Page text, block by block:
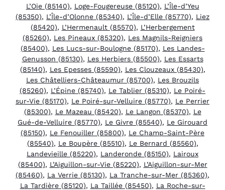
L’Oie (85140), Loge-Fougereuse (85120), L’Île-d’Yeu
(85350), L’Île-d’Olonne (85340), L’Île-d’Elle (85770), Liez
(85420), L’Hermenault (85570), L’Herbergement
(85260), Les Pineaux (85320), Les Magnils-Reigniers
(85400), Les Lucs-sur-Boulogne (85170), Les Landes-
Genusson (85130), Les Herbiers (85500), Les Essarts
(85140), Les Epesses (85590), Les Clouzeaux (85430),
Les Châtelliers-Châteaumur (85700), Les Brouzils
(85260), L’Épine (85740), Le Tablier (85310), Le Poiré-
sur-Vie (85170), Le Poiré-sur-Velluire (85770), Le Perrier
(85300), Le Mazeau (85420), Le Langon (85370), Le
Gué-de-Velluire (85770), Le Givre (85540), Le Girouard
(85150), Le Fenouiller (85800), Le Champ-Saint-Père
(85540), Le Boupère (85510), Le Bernard (85560),
Landevieille (85220), Landeronde (85150), Lairoux
(85400), L’Aiguillon-sur-Vie (85220), L’Aiguillon-sur-Mer
(85460), La Verrie (85130), La Tranche-sur-Mer (85360),
La Tardière (85120), La Taillée (85450), La Roche-sur-